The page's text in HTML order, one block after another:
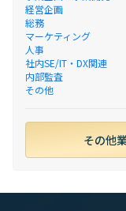
経営企画
総務
マーケティング
人事
社内SE/IT・DX関連
内部監査
その他
その他